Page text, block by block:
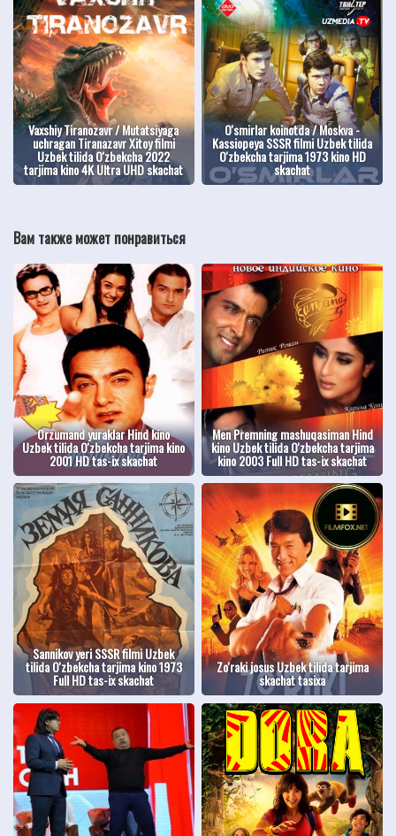
Vaxshiy Tiranozavr / Mutatsiyaga
uchragan Tiranazavr Xitoy filmi
Uzbek tilida O'zbekcha 2022
tarjima kino 4K Ultra UHD skachat
O'smirlar koinotda / Moskva -
Kassiopeya SSSR filmi Uzbek tilida
O'zbekcha tarjima 1973 kino HD
skachat
Вам также может понравиться
Orzumand yuraklar Hind kino
Uzbek tilida O'zbekcha tarjima kino
2001 HD tas-ix skachat
Men Premning mashuqasiman Hind
kino Uzbek tilida O'zbekcha tarjima
kino 2003 Full HD tas-ix skachat
Sannikov yeri SSSR filmi Uzbek
tilida O'zbekcha tarjima kino 1973
Full HD tas-ix skachat
Zo'raki josus Uzbek tilida tarjima
skachat tasixa